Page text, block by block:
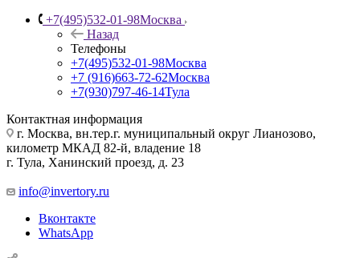
+7(495)532-01-98Москва
Назад
Телефоны
+7(495)532-01-98Москва
+7 (916)663-72-62Москва
+7(930)797-46-14Тула
Контактная информация
г. Москва, вн.тер.г. муниципальный округ Лианозово,
километр МКАД 82-й, владение 18
г. Тула, Ханинский проезд, д. 23
info@invertory.ru
Вконтакте
WhatsApp